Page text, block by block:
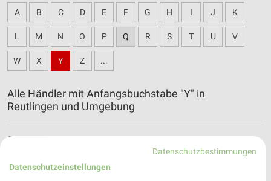
A B C D E F G H I J K
L M N O P Q R S T U V
W X Y Z ...
Alle Händler mit Anfangsbuchstabe "Y" in
Reutlingen und Umgebung
Datenschutzbestimmungen
Datenschutzeinstellungen